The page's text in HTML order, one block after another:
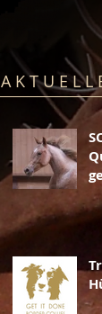
A K T U E L L